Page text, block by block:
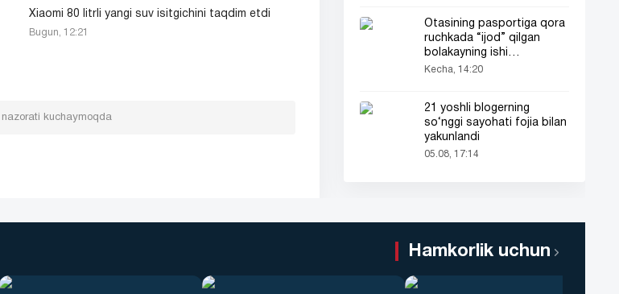
Xiaomi 80 litrli yangi suv isitgichini taqdim etdi
Bugun, 12:21
nazorati kuchaymoqda
Otasining pasportiga qora
ruchkada “ijod” qilgan
bolakayning ishi
barchaning diqqatini tortdi
Kecha, 14:20
21 yoshli blogerning
so‘nggi sayohati fojia bilan
yakunlandi
05.08, 17:14
Hamkorlik uchun